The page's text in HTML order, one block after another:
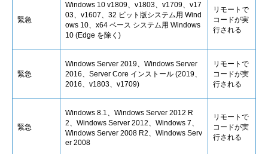
緊急
Windows 10 v1809、v1803、v1709、v17
03、v1607、32 ビット版システム用 Wind
ows 10、x64 ベース システム用 Windows
10 (Edge を除く)
リモートで
コードが実
行される
緊急
Windows Server 2019、Windows Server
2016、Server Core インストール (2019、
2016、v1803、v1709)
リモートで
コードが実
行される
緊急
Windows 8.1、Windows Server 2012 R
2、Windows Server 2012、Windows 7、
Windows Server 2008 R2、Windows Serv
er 2008
リモートで
コードが実
行される